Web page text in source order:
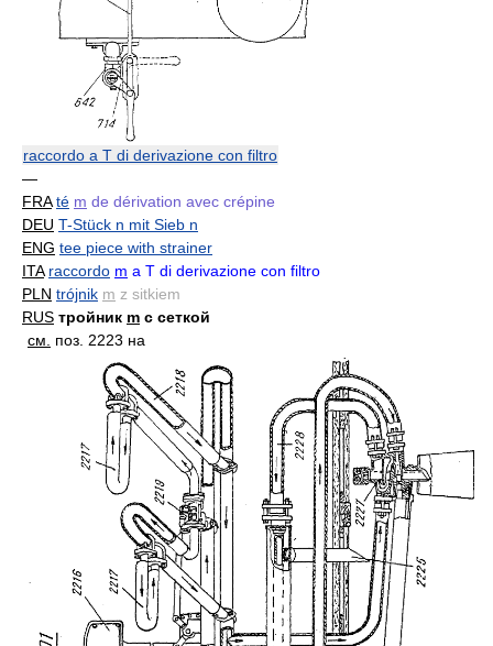
raccordo a T di derivazione con filtro
—
FRA té m de dérivation avec crépine
DEU T-Stück n mit Sieb n
ENG tee piece with strainer
ITA raccordo m a T di derivazione con filtro
PLN trójnik m z sitkiem
RUS тройник m с сеткой
см.
поз. 2223 на